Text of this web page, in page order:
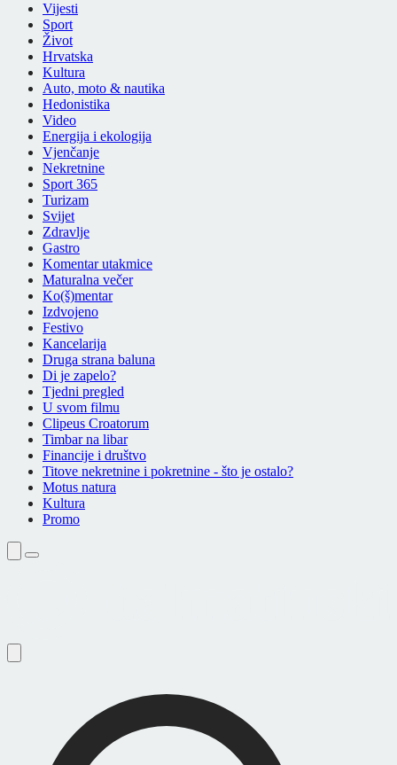
Vijesti
Sport
Život
Hrvatska
Kultura
Auto, moto & nautika
Hedonistika
Video
Energija i ekologija
Vjenčanje
Nekretnine
Sport 365
Turizam
Svijet
Zdravlje
Gastro
Komentar utakmice
Maturalna večer
Ko(š)mentar
Izdvojeno
Festivo
Kancelarija
Druga strana baluna
Di je zapelo?
Tjedni pregled
U svom filmu
Clipeus Croatorum
Timbar na libar
Financije i društvo
Titove nekretnine i pokretnine - što je ostalo?
Motus natura
Kultura
Promo